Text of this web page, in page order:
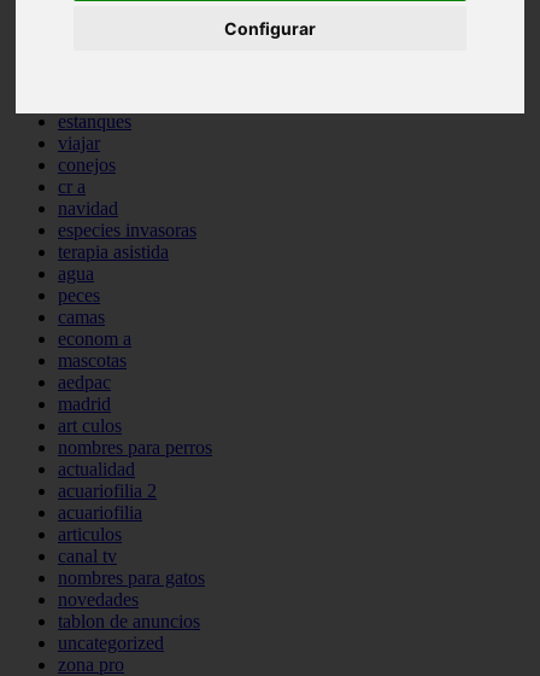
Configurar
estanques
viajar
conejos
cr a
navidad
especies invasoras
terapia asistida
agua
peces
camas
econom a
mascotas
aedpac
madrid
art culos
nombres para perros
actualidad
acuariofilia 2
acuariofilia
articulos
canal tv
nombres para gatos
novedades
tablon de anuncios
uncategorized
zona pro